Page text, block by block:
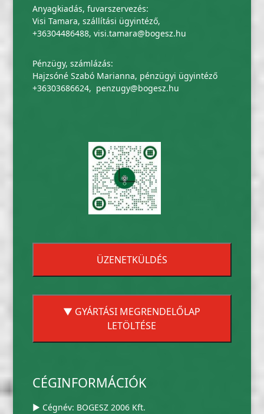
Anyagkiadás, fuvarszervezés:
Visi Tamara, szállítási ügyintéző,
+36304486488, visi.tamara@bogesz.hu
Pénzügy, számlázás:
Hajzsóné Szabó Marianna, pénzügyi ügyintéző
+36303686624, penzugy@bogesz.hu
ÜZENETKÜLDÉS
▼ GYÁRTÁSI MEGRENDELŐLAP
LETÖLTÉSE
CÉGINFORMÁCIÓK
▶ Cégnév: BOGESZ 2006 Kft.